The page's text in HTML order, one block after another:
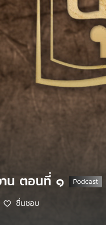
น ตอนที่ ๑
ชื่นชอบ